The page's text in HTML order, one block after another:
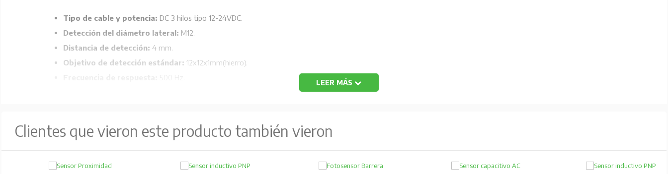
Tipo de cable y potencia: DC 3 hilos tipo 12-24VDC.
Detección del diámetro lateral: M12.
Distancia de detección: 4 mm.
Objetivo de detección estándar: 12x12x1mm(hierro).
Histéresis: Máx.10% de la distancia de sensado.
LEER MÁS
Clientes que vieron este producto también vieron